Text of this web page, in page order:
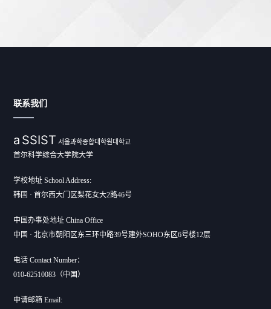
联系我们
a SSIST 서울과학종합대학원대학교
首尔科学综合大学院大学
学校地址 School Address:
韩国 · 首尔西大门区梨花女大2路46号
中国办事处地址 China Office
中国 · 北京市朝阳区东三环中路39号建外SOHO东区6号楼12层
电话 Contact Number：
010-62510083（中国）
申请邮箱 Email: